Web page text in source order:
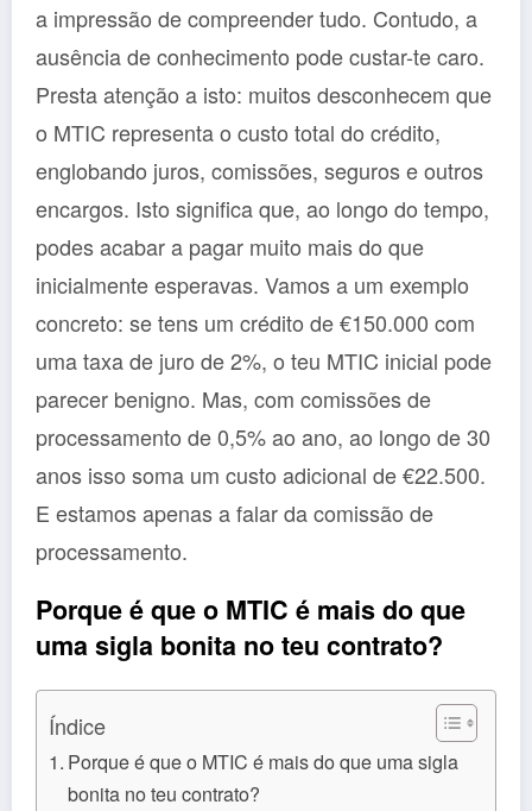
a impressão de compreender tudo. Contudo, a
ausência de conhecimento pode custar-te caro.
Presta atenção a isto: muitos desconhecem que
o MTIC representa o custo total do crédito,
englobando juros, comissões, seguros e outros
encargos. Isto significa que, ao longo do tempo,
podes acabar a pagar muito mais do que
inicialmente esperavas. Vamos a um exemplo
concreto: se tens um crédito de €150.000 com
uma taxa de juro de 2%, o teu MTIC inicial pode
parecer benigno. Mas, com comissões de
processamento de 0,5% ao ano, ao longo de 30
anos isso soma um custo adicional de €22.500.
E estamos apenas a falar da comissão de
processamento.
Porque é que o MTIC é mais do que
uma sigla bonita no teu contrato?
Índice
Porque é que o MTIC é mais do que uma sigla
bonita no teu contrato?